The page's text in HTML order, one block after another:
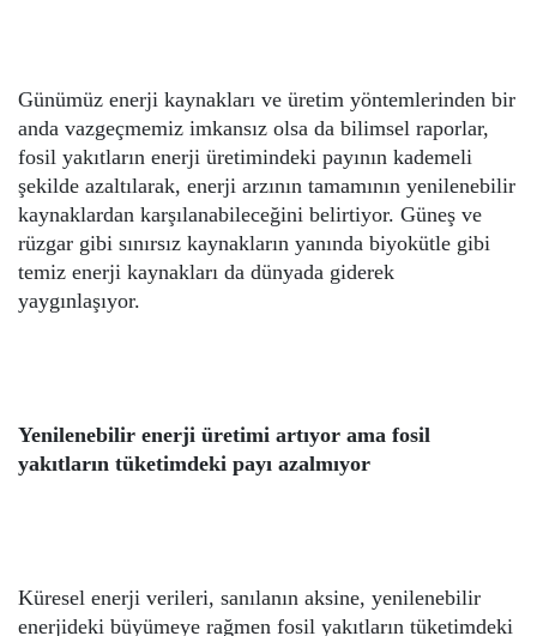
Günümüz enerji kaynakları ve üretim yöntemlerinden bir
anda vazgeçmemiz imkansız olsa da bilimsel raporlar,
fosil yakıtların enerji üretimindeki payının kademeli
şekilde azaltılarak, enerji arzının tamamının yenilenebilir
kaynaklardan karşılanabileceğini belirtiyor. Güneş ve
rüzgar gibi sınırsız kaynakların yanında biyokütle gibi
temiz enerji kaynakları da dünyada giderek
yaygınlaşıyor.
Yenilenebilir enerji üretimi artıyor ama fosil
yakıtların tüketimdeki payı azalmıyor
Küresel enerji verileri, sanılanın aksine, yenilenebilir
enerjideki büyümeye rağmen fosil yakıtların tüketimdeki